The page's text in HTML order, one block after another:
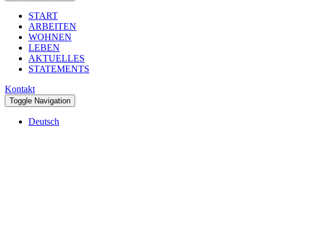
START
ARBEITEN
WOHNEN
LEBEN
AKTUELLES
STATEMENTS
Kontakt
Toggle Navigation
Deutsch